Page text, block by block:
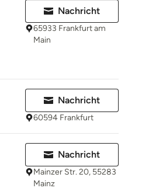
Nachricht
65933 Frankfurt am
Main
Nachricht
60594 Frankfurt
Nachricht
Mainzer Str. 20, 55283
Mainz